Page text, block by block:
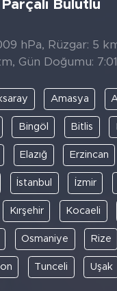
Parçalı Bulutlu
hPa, Rüzgar: 5
Gün Doğumu: 7:01,
Amasya
Bingöl Bitlis
Elazığ Erzincan
İstanbul İzmir
Kırşehir Kocaeli
Osmaniye Rize
Tunceli Uşak